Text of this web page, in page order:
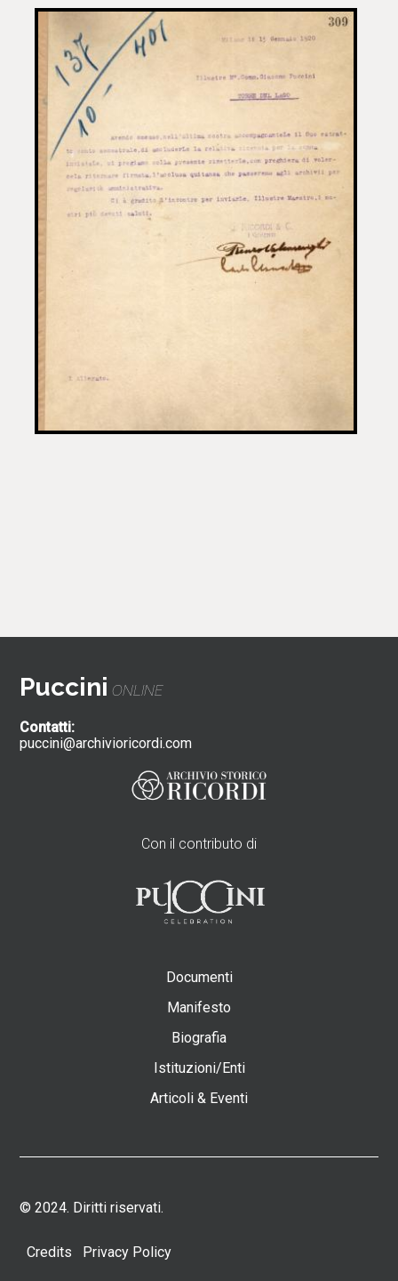
Puccini ONLINE
Contatti:
puccini@archivioricordi.com
Con il contributo di
Documenti
Manifesto
Biografia
Istituzioni/Enti
Articoli & Eventi
© 2024. Diritti riservati.
Credits Privacy Policy